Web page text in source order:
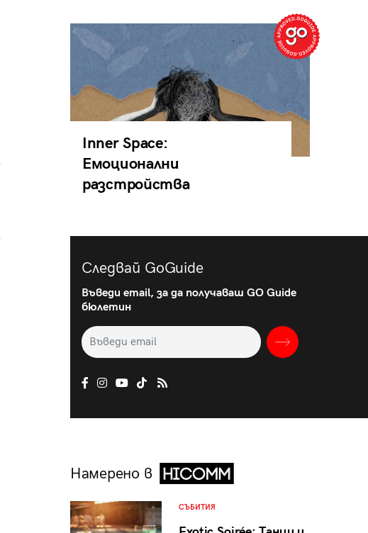
Inner Space:
Емоционални
разстройства
Следвай GoGuide
Въведи email, за да получаваш GO Guide
бюлетин
Намерено в
СЪБИТИЯ